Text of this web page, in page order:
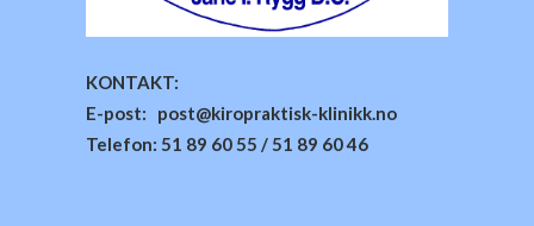
KONTAKT:
E-post: post@kiropraktisk-klinikk.no
Telefon: 51 89 60 55 / 51 89 60 46